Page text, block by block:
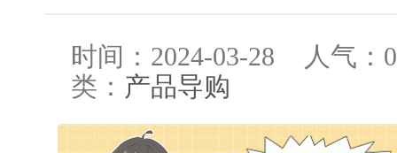
时间：2024-03-28 人气： 0
类： 产品导购